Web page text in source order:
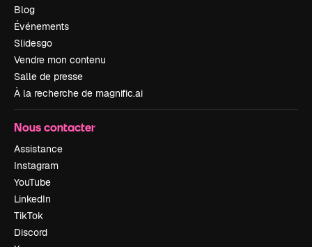
Blog
Événements
Slidesgo
Vendre mon contenu
Salle de presse
À la recherche de magnific.ai
Nous contacter
Assistance
Instagram
YouTube
LinkedIn
TikTok
Discord